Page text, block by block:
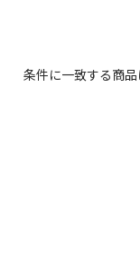
条件に一致する商